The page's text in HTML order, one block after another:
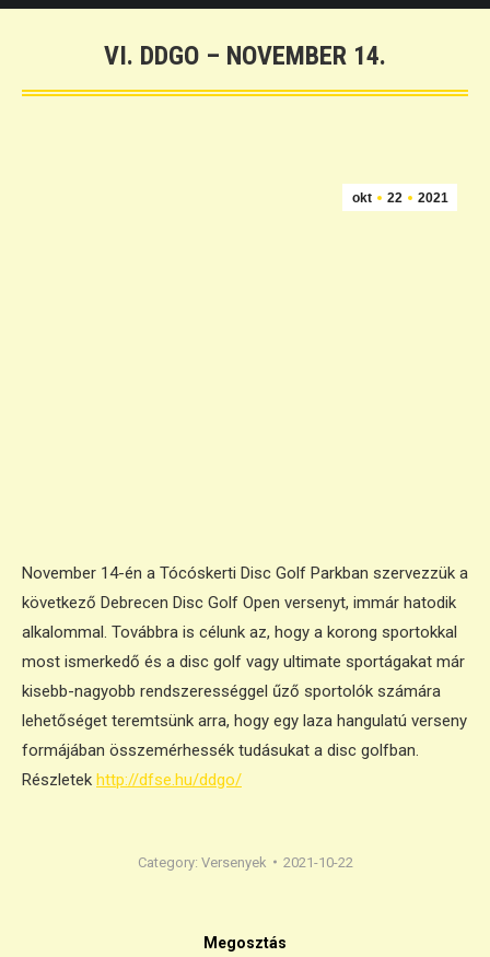
VI. DDGO – NOVEMBER 14.
okt 22 2021
November 14-én a Tócóskerti Disc Golf Parkban szervezzük a
következő Debrecen Disc Golf Open versenyt, immár hatodik
alkalommal. Továbbra is célunk az, hogy a korong sportokkal
most ismerkedő és a disc golf vagy ultimate sportágakat már
kisebb-nagyobb rendszerességgel űző sportolók számára
lehetőséget teremtsünk arra, hogy egy laza hangulatú verseny
formájában összemérhessék tudásukat a disc golfban.
Részletek http://dfse.hu/ddgo/
Category: Versenyek 2021-10-22
Megosztás